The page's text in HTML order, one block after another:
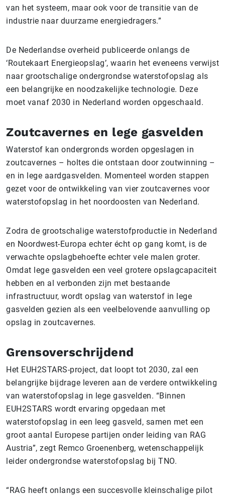
van het systeem, maar ook voor de transitie van de
industrie naar duurzame energiedragers.”
De Nederlandse overheid publiceerde onlangs de
‘Routekaart Energieopslag’, waarin het eveneens verwijst
naar grootschalige ondergrondse waterstofopslag als
een belangrijke en noodzakelijke technologie. Deze
moet vanaf 2030 in Nederland worden opgeschaald.
Zoutcavernes en lege gasvelden
Waterstof kan ondergronds worden opgeslagen in
zoutcavernes – holtes die ontstaan door zoutwinning –
en in lege aardgasvelden. Momenteel worden stappen
gezet voor de ontwikkeling van vier zoutcavernes voor
waterstofopslag in het noordoosten van Nederland.
Zodra de grootschalige waterstofproductie in Nederland
en Noordwest-Europa echter écht op gang komt, is de
verwachte opslagbehoefte echter vele malen groter.
Omdat lege gasvelden een veel grotere opslagcapaciteit
hebben en al verbonden zijn met bestaande
infrastructuur, wordt opslag van waterstof in lege
gasvelden gezien als een veelbelovende aanvulling op
opslag in zoutcavernes.
Grensoverschrijdend
Het EUH2STARS-project, dat loopt tot 2030, zal een
belangrijke bijdrage leveren aan de verdere ontwikkeling
van waterstofopslag in lege gasvelden. “Binnen
EUH2STARS wordt ervaring opgedaan met
waterstofopslag in een leeg gasveld, samen met een
groot aantal Europese partijen onder leiding van RAG
Austria”, zegt Remco Groenenberg, wetenschappelijk
leider ondergrondse waterstofopslag bij TNO.
“RAG heeft onlangs een succesvolle kleinschalige pilot